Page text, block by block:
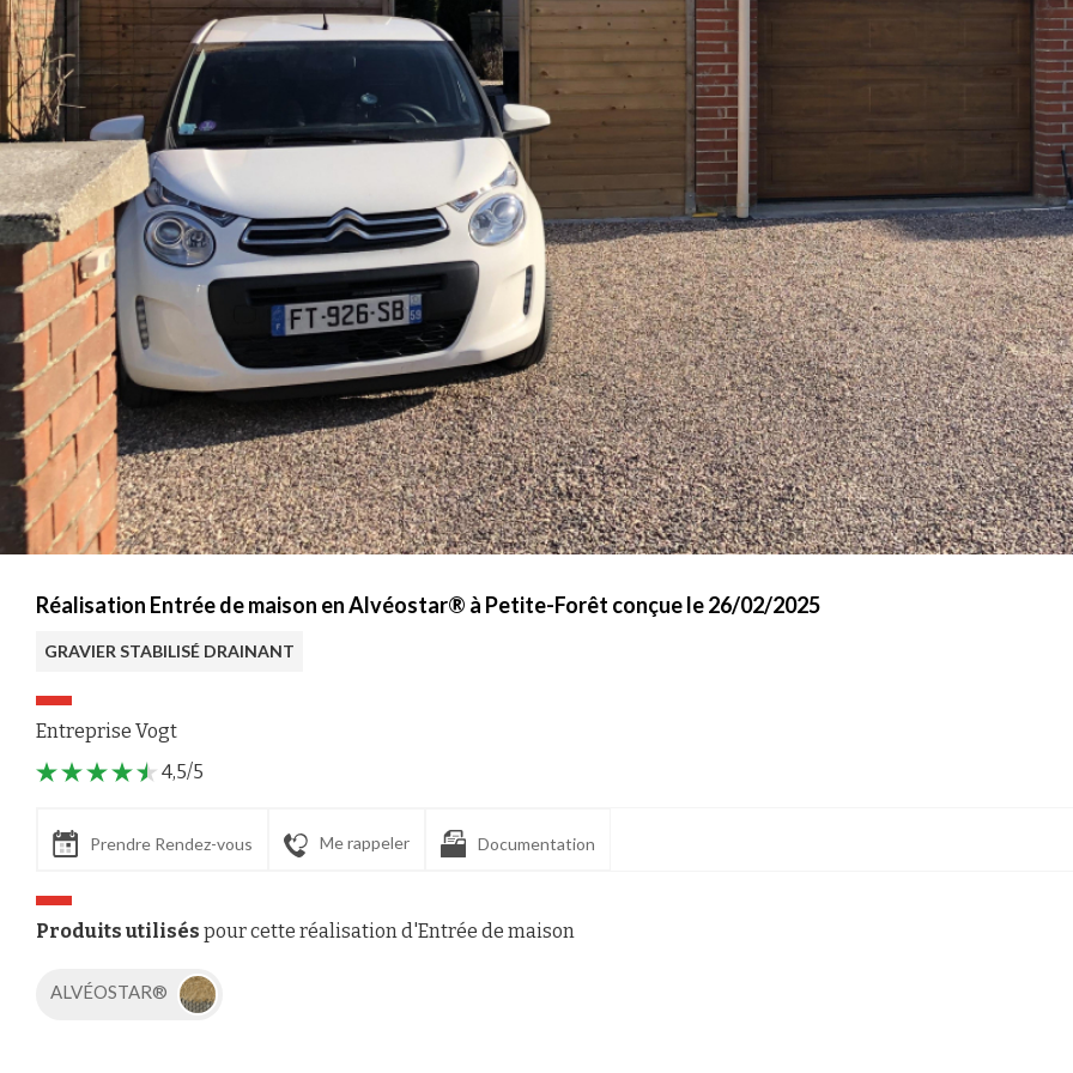
Réalisation Entrée de maison en Alvéostar® à Petite-Forêt conçue le 26/02/2025
GRAVIER STABILISÉ DRAINANT
Entreprise Vogt
4,5/5
Prendre Rendez-vous Me rappeler Documentation
Produits utilisés pour cette réalisation d'Entrée de maison
ALVÉOSTAR®